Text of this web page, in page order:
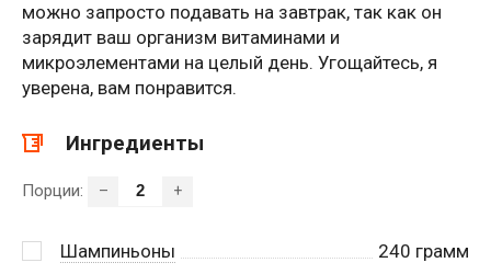
можно запросто подавать на завтрак, так как он
зарядит ваш организм витаминами и
микроэлементами на целый день. Угощайтесь, я
уверена, вам понравится.
Ингредиенты
Порции: – +
Шампиньоны 240 грамм